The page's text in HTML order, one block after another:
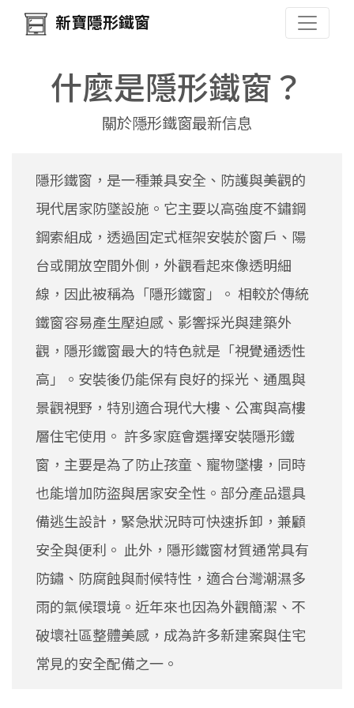
新寶隱形鐵窗
什麼是隱形鐵窗？
關於隱形鐵窗最新信息
隱形鐵窗，是一種兼具安全、防護與美觀的
現代居家防墜設施。它主要以高強度不鏽鋼
鋼索組成，透過固定式框架安裝於窗戶、陽
台或開放空間外側，外觀看起來像透明細
線，因此被稱為「隱形鐵窗」。 相較於傳統
鐵窗容易產生壓迫感、影響採光與建築外
觀，隱形鐵窗最大的特色就是「視覺通透性
高」。安裝後仍能保有良好的採光、通風與
景觀視野，特別適合現代大樓、公寓與高樓
層住宅使用。 許多家庭會選擇安裝隱形鐵
窗，主要是為了防止孩童、寵物墜樓，同時
也能增加防盜與居家安全性。部分產品還具
備逃生設計，緊急狀況時可快速拆卸，兼顧
安全與便利。 此外，隱形鐵窗材質通常具有
防鏽、防腐蝕與耐候特性，適合台灣潮濕多
雨的氣候環境。近年來也因為外觀簡潔、不
破壞社區整體美感，成為許多新建案與住宅
常見的安全配備之一。